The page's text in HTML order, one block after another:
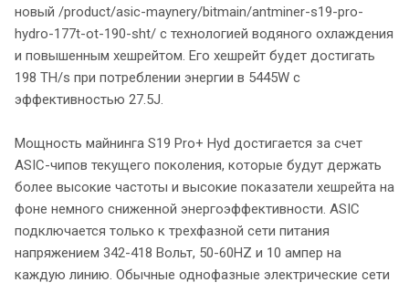
новый /product/asic-maynery/bitmain/antminer-s19-pro-
hydro-177t-ot-190-sht/ с технологией водяного охлаждения
и повышенным хешрейтом. Его хешрейт будет достигать
198 TH/s при потреблении энергии в 5445W с
эффективностью 27.5J.
Мощность майнинга S19 Pro+ Hyd достигается за счет
ASIC-чипов текущего поколения, которые будут держать
более высокие частоты и высокие показатели хешрейта на
фоне немного сниженной энергоэффективности. ASIC
подключается только к трехфазной сети питания
напряжением 342-418 Вольт, 50-60HZ и 10 ампер на
каждую линию. Обычные однофазные электрические сети